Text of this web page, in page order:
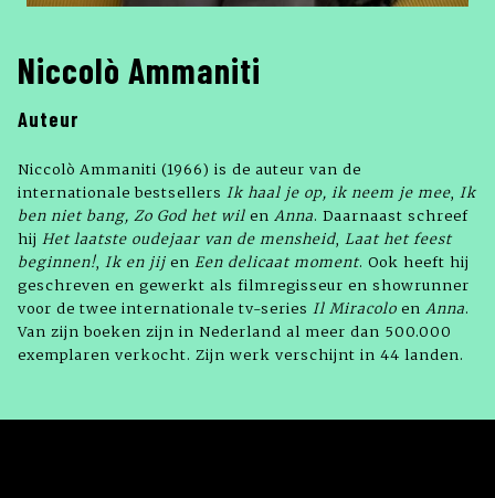
Niccolò Ammaniti
Auteur
Niccolò Ammaniti (1966) is de auteur van de
internationale bestsellers Ik haal je op, ik neem je mee
Ik
ben niet bang, Zo God het wil en Anna. Daarnaast schreef
hij Het laatste oudejaar van de mensheid Laat het feest
beginnen!
Ik en jij en Een delicaat moment. Ook heeft hij
geschreven en gewerkt als filmregisseur en showrunner
voor de twee internationale tv-series Il Miracolo en Anna.
Van zijn boeken zijn in Nederland al meer dan 500.000
exemplaren verkocht. Zijn werk verschijnt in 44 landen.